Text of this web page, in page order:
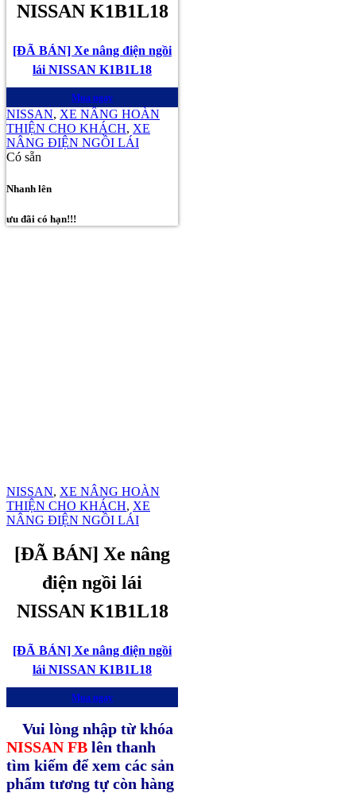
NISSAN K1B1L18
[ĐÃ BÁN] Xe nâng điện ngồi
lái NISSAN K1B1L18
Mua ngay
NISSAN, XE NÂNG HOÀN
THIỆN CHO KHÁCH, XE
NÂNG ĐIỆN NGỒI LÁI
Có sẵn
Nhanh lên
ưu đãi có hạn!!!
NISSAN, XE NÂNG HOÀN
THIỆN CHO KHÁCH, XE
NÂNG ĐIỆN NGỒI LÁI
[ĐÃ BÁN] Xe nâng
điện ngồi lái
NISSAN K1B1L18
[ĐÃ BÁN] Xe nâng điện ngồi
lái NISSAN K1B1L18
Mua ngay
Vui lòng nhập từ khóa
NISSAN FB lên thanh
tìm kiếm để xem các sản
phẩm tương tự còn hàng